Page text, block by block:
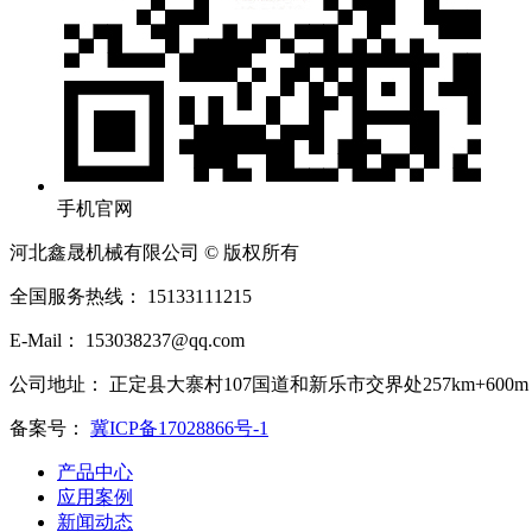
手机官网
河北鑫晟机械有限公司 © 版权所有
全国服务热线： 15133111215
E-Mail： 153038237@qq.com
公司地址： 正定县大寨村107国道和新乐市交界处257km+600m
备案号： 冀ICP备17028866号-1
产品中心
应用案例
新闻动态